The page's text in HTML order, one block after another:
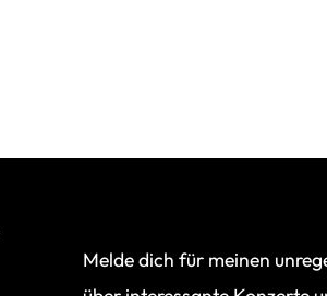
Melde dich für meinen